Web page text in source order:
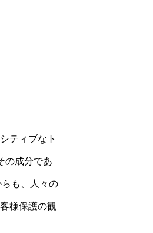
ティブなト
の成分であ
も、人々の
様保護の観